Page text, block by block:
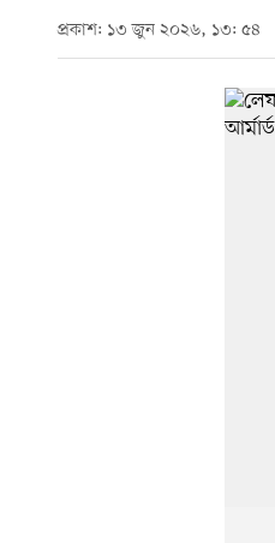
প্রকাশ: ১৩ জুন ২০২৬, ১৩: ৫৪